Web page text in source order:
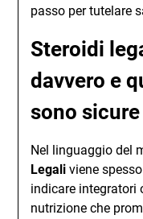
passo per tutelare
Steroidi
davvero e
sono
Nel linguaggio del
Legali viene
indicare integratori
nutrizione che